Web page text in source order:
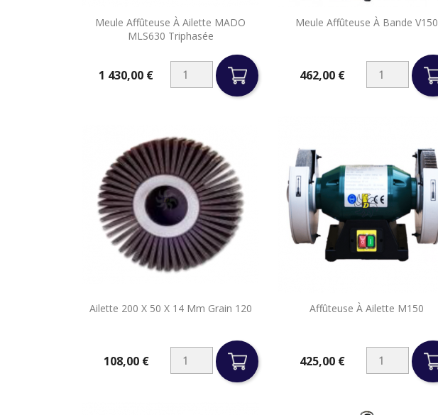
Meule Affûteuse À Ailette MADO
MLS630 Triphasée
Prix1 430,00 €
Aperçu rapide Meule Affûteuse À Bande V150
462,00 €
Aperçu rapide
Ailette 200 X 50 X 14 Mm Grain 120
108,00 €
Aperçu rapide Affûteuse À Ailette M150
425,00 €
Aperçu rapide